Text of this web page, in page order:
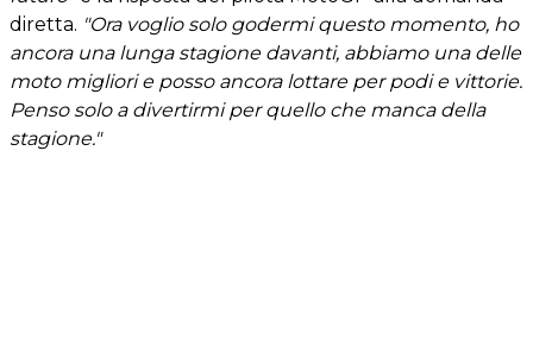
diretta. "Ora voglio solo godermi questo momento, ho
ancora una lunga stagione davanti, abbiamo una delle
moto migliori e posso ancora lottare per podi e vittorie.
Penso solo a divertirmi per quello che manca della
stagione."